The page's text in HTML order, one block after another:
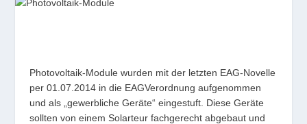
Photovoltaik-Module wurden mit der letzten EAG-Novelle
per 01.07.2014 in die EAGVerordnung aufgenommen
und als „gewerbliche Geräte“ eingestuft. Diese Geräte
sollten von einem Solarteur fachgerecht abgebaut und